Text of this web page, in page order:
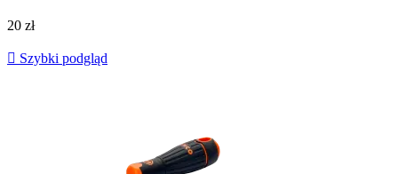
20 zł
 Szybki podgląd